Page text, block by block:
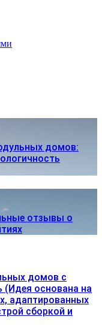
домов:
отзывы о
домов с
(Идея основана на
адаптированных
сборкой и